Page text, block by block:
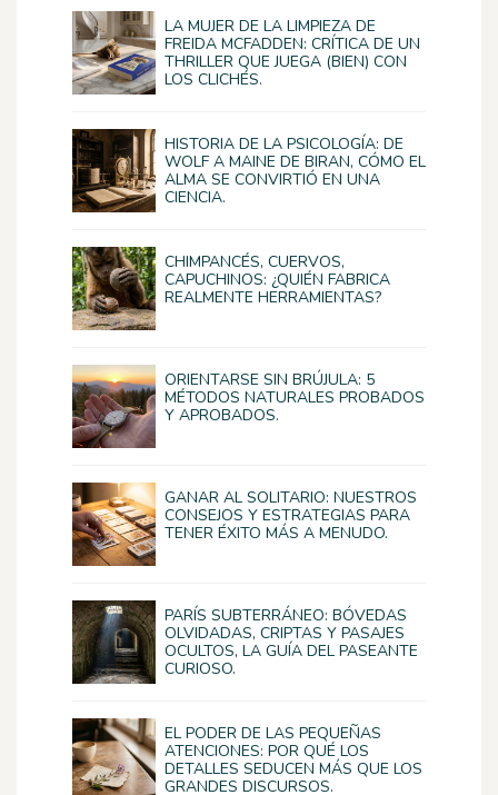
LA MUJER DE LA LIMPIEZA DE
FREIDA MCFADDEN: CRÍTICA DE UN
THRILLER QUE JUEGA (BIEN) CON
LOS CLICHÉS.
HISTORIA DE LA PSICOLOGÍA: DE
WOLF A MAINE DE BIRAN, CÓMO EL
ALMA SE CONVIRTIÓ EN UNA
CIENCIA.
CHIMPANCÉS, CUERVOS,
CAPUCHINOS: ¿QUIÉN FABRICA
REALMENTE HERRAMIENTAS?
ORIENTARSE SIN BRÚJULA: 5
MÉTODOS NATURALES PROBADOS
Y APROBADOS.
GANAR AL SOLITARIO: NUESTROS
CONSEJOS Y ESTRATEGIAS PARA
TENER ÉXITO MÁS A MENUDO.
PARÍS SUBTERRÁNEO: BÓVEDAS
OLVIDADAS, CRIPTAS Y PASAJES
OCULTOS, LA GUÍA DEL PASEANTE
CURIOSO.
EL PODER DE LAS PEQUEÑAS
ATENCIONES: POR QUÉ LOS
DETALLES SEDUCEN MÁS QUE LOS
GRANDES DISCURSOS.